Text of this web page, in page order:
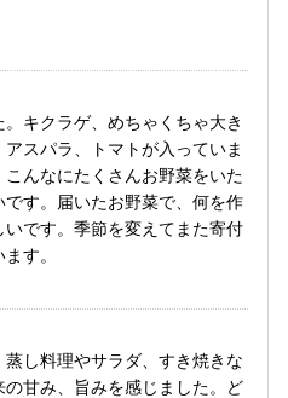
キクラゲ、めちゃくちゃ大き
スパラ、トマトが入っていま
んなにたくさんお野菜をいた
す。届いたお野菜で、何を作
です。季節を変えてまた寄付
す。
し料理やサラダ、すき焼きな
甘み、旨みを感じました。ど